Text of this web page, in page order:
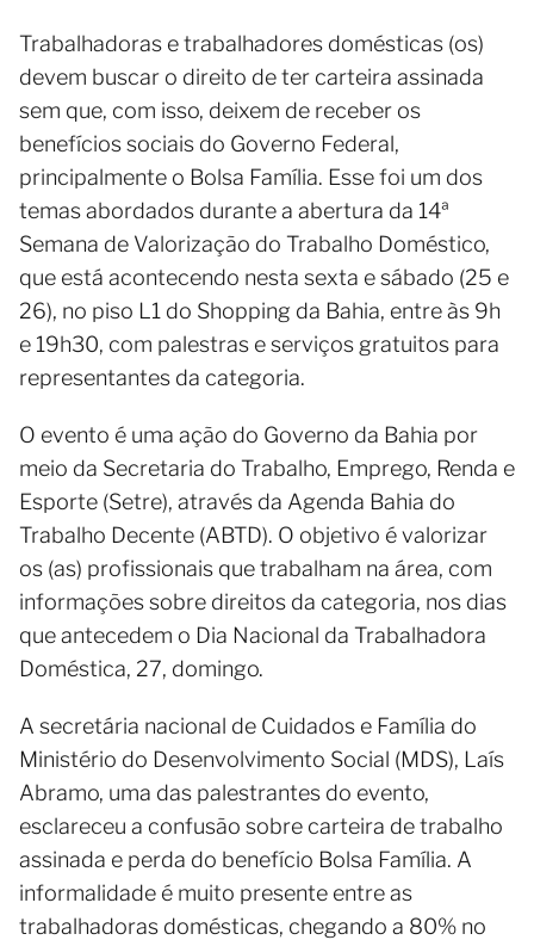
Trabalhadoras e trabalhadores domésticas (os)
devem buscar o direito de ter carteira assinada
sem que, com isso, deixem de receber os
benefícios sociais do Governo Federal,
principalmente o Bolsa Família. Esse foi um dos
temas abordados durante a abertura da 14ª
Semana de Valorização do Trabalho Doméstico,
que está acontecendo nesta sexta e sábado (25 e
26), no piso L1 do Shopping da Bahia, entre às 9h
e 19h30, com palestras e serviços gratuitos para
representantes da categoria.
O evento é uma ação do Governo da Bahia por
meio da Secretaria do Trabalho, Emprego, Renda e
Esporte (Setre), através da Agenda Bahia do
Trabalho Decente (ABTD). O objetivo é valorizar
os (as) profissionais que trabalham na área, com
informações sobre direitos da categoria, nos dias
que antecedem o Dia Nacional da Trabalhadora
Doméstica, 27, domingo.
A secretária nacional de Cuidados e Família do
Ministério do Desenvolvimento Social (MDS), Laís
Abramo, uma das palestrantes do evento,
esclareceu a confusão sobre carteira de trabalho
assinada e perda do benefício Bolsa Família. A
informalidade é muito presente entre as
trabalhadoras domésticas, chegando a 80% no